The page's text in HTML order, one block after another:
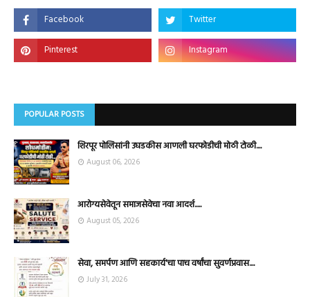
POPULAR POSTS
शिरपूर पोलिसांनी उघडकीस आणली घरफोडीची मोठी टोळी....
August 06, 2026
आरोग्यसेवेतून समाजसेवेचा नवा आदर्श.....
August 05, 2026
सेवा, समर्पण आणि सहकार्य'चा पाच वर्षांचा सुवर्णप्रवास....
July 31, 2026